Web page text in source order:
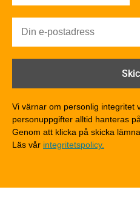
Brandsäkerhet
Brandförlopp i byggnader
Brandklasser för
Träkonstruktioners
Detaljlösningar
Träytors
Tekniska byten med
Riskvärdering i
Vi värnar om personlig integritet
personuppgifter alltid hanteras
Genom att klicka på skicka
Läs vår integritetspolicy.